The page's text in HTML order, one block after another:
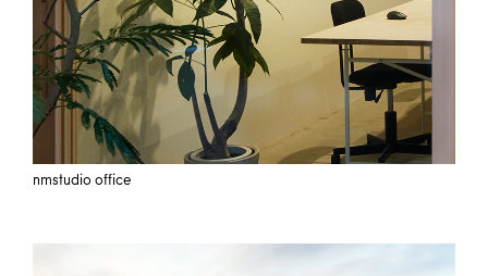
nmstudio office